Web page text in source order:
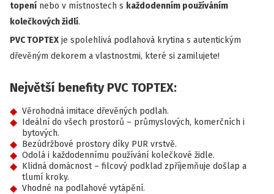
topení nebo v místnostech s každodenním používáním
kolečkových židlí.
PVC TOPTEX je spolehlivá podlahová krytina s autentickým
dřevěným dekorem a vlastnostmi, které si zamilujete!
Největší benefity PVC TOPTEX:
Věrohodná imitace dřevěných podlah.
Ideální do všech prostorů – průmyslových, komerčních i
bytových.
Bezúdržbové prostory díky PUR vrstvě.
Odolá i každodennímu používání kolečkové židle.
Klidná domácnost – filcový podklad zpříjemňuje došlap a
tlumí kroky.
Vhodné na podlahové vytápění.